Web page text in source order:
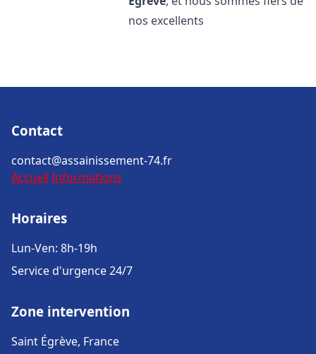
nos excellents
Contact
contact@assainissement-74.fr
Accueil Informations
Horaires
Lun-Ven: 8h-19h
Service d'urgence 24/7
Zone intervention
Saint Égrève, France